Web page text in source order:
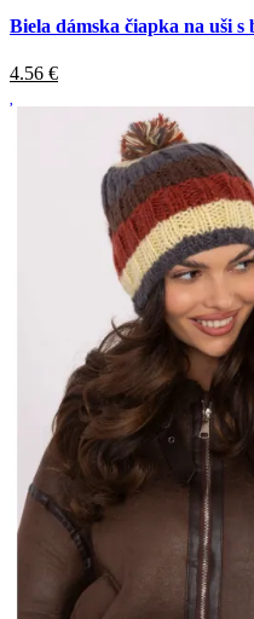
Biela dámska čiapka na uši s
4.56 €